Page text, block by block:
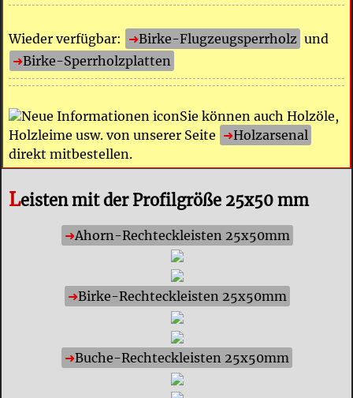
Wieder verfügbar: Birke-Flugzeugsperrholz und
Birke-Sperrholzplatten
Sie können auch Holzöle,
Holzleime usw. von unserer Seite
Holzarsenal
direkt mitbestellen.
Leisten mit der Profilgröße 25x50 mm
Ahorn-Rechteckleisten 25x50mm
Birke-Rechteckleisten 25x50mm
Buche-Rechteckleisten 25x50mm